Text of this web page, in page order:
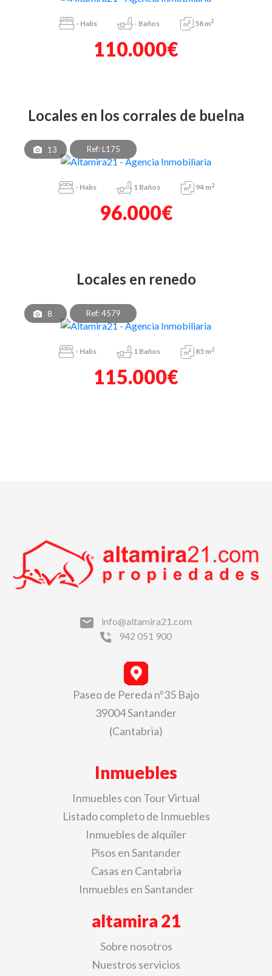
- Habs - Baños 58 m2
110.000€
locales en los corrales de buelna
13 Ref: L175
- Habs 1Baños 94 m2
96.000€
locales en renedo
8 Ref: 4579
- Habs 1Baños 85 m2
115.000€
info@altamira21.com
942 051 900
Paseo de Pereda nº35 Bajo
39004 Santander
(Cantabria)
Inmuebles
Inmuebles con Tour Virtual
Listado completo de Inmuebles
Inmuebles de alquiler
Pisos en Santander
Casas en Cantabria
Inmuebles en Santander
altamira 21
Sobre nosotros
Nuestros servicios